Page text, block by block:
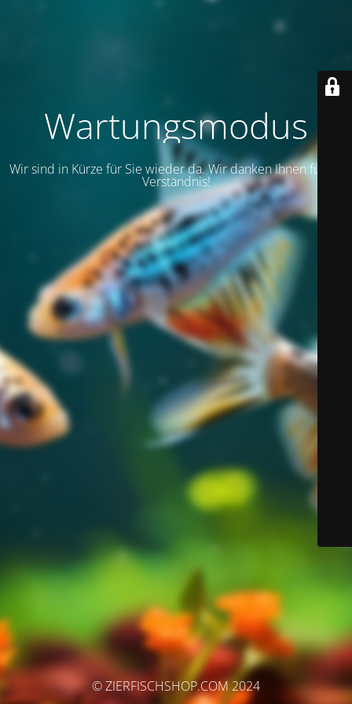
Wartungsmodus
Wir sind in Kürze für Sie wieder da. Wir danken Ihnen für Ihr
Verständnis!
© ZIERFISCHSHOP.COM 2024